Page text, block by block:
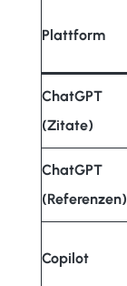
Plattform
ChatGPT
(Zitate)
ChatGPT
(Referenzen)
Copilot